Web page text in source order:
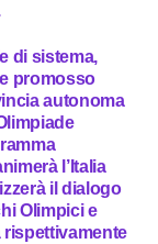
di sistema,
promosso
autonoma
l’Italia
il dialogo
Olimpici e
rispettivamente